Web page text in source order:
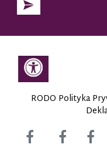
RODO Polityka